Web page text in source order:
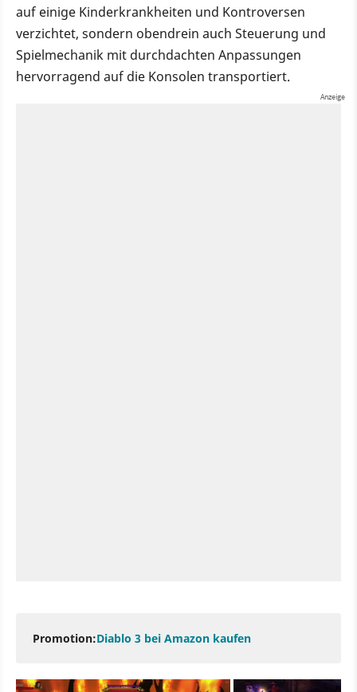
auf einige Kinderkrankheiten und Kontroversen
verzichtet, sondern obendrein auch Steuerung und
Spielmechanik mit durchdachten Anpassungen
hervorragend auf die Konsolen transportiert.
Promotion:Diablo 3 bei Amazon kaufen